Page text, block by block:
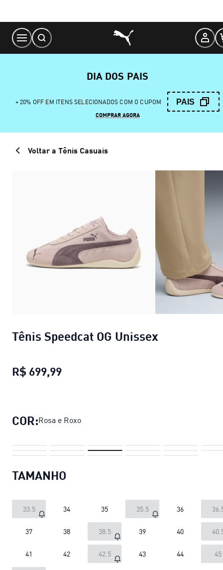
Content
DIA DOS PAIS
+ 20% OFF EM ITENS SELECIONADOS COM O CUPOM PAIS
COMPRAR AGORA
Voltar a Tênis Casuais
Tênis Speedcat OG Unissex
R$ 699,99
COR:Rosa e Roxo
TAMANHO
33.5 34 35 35.5 36
37 38 38.5 39 40
41 42 42.5 43 44 45